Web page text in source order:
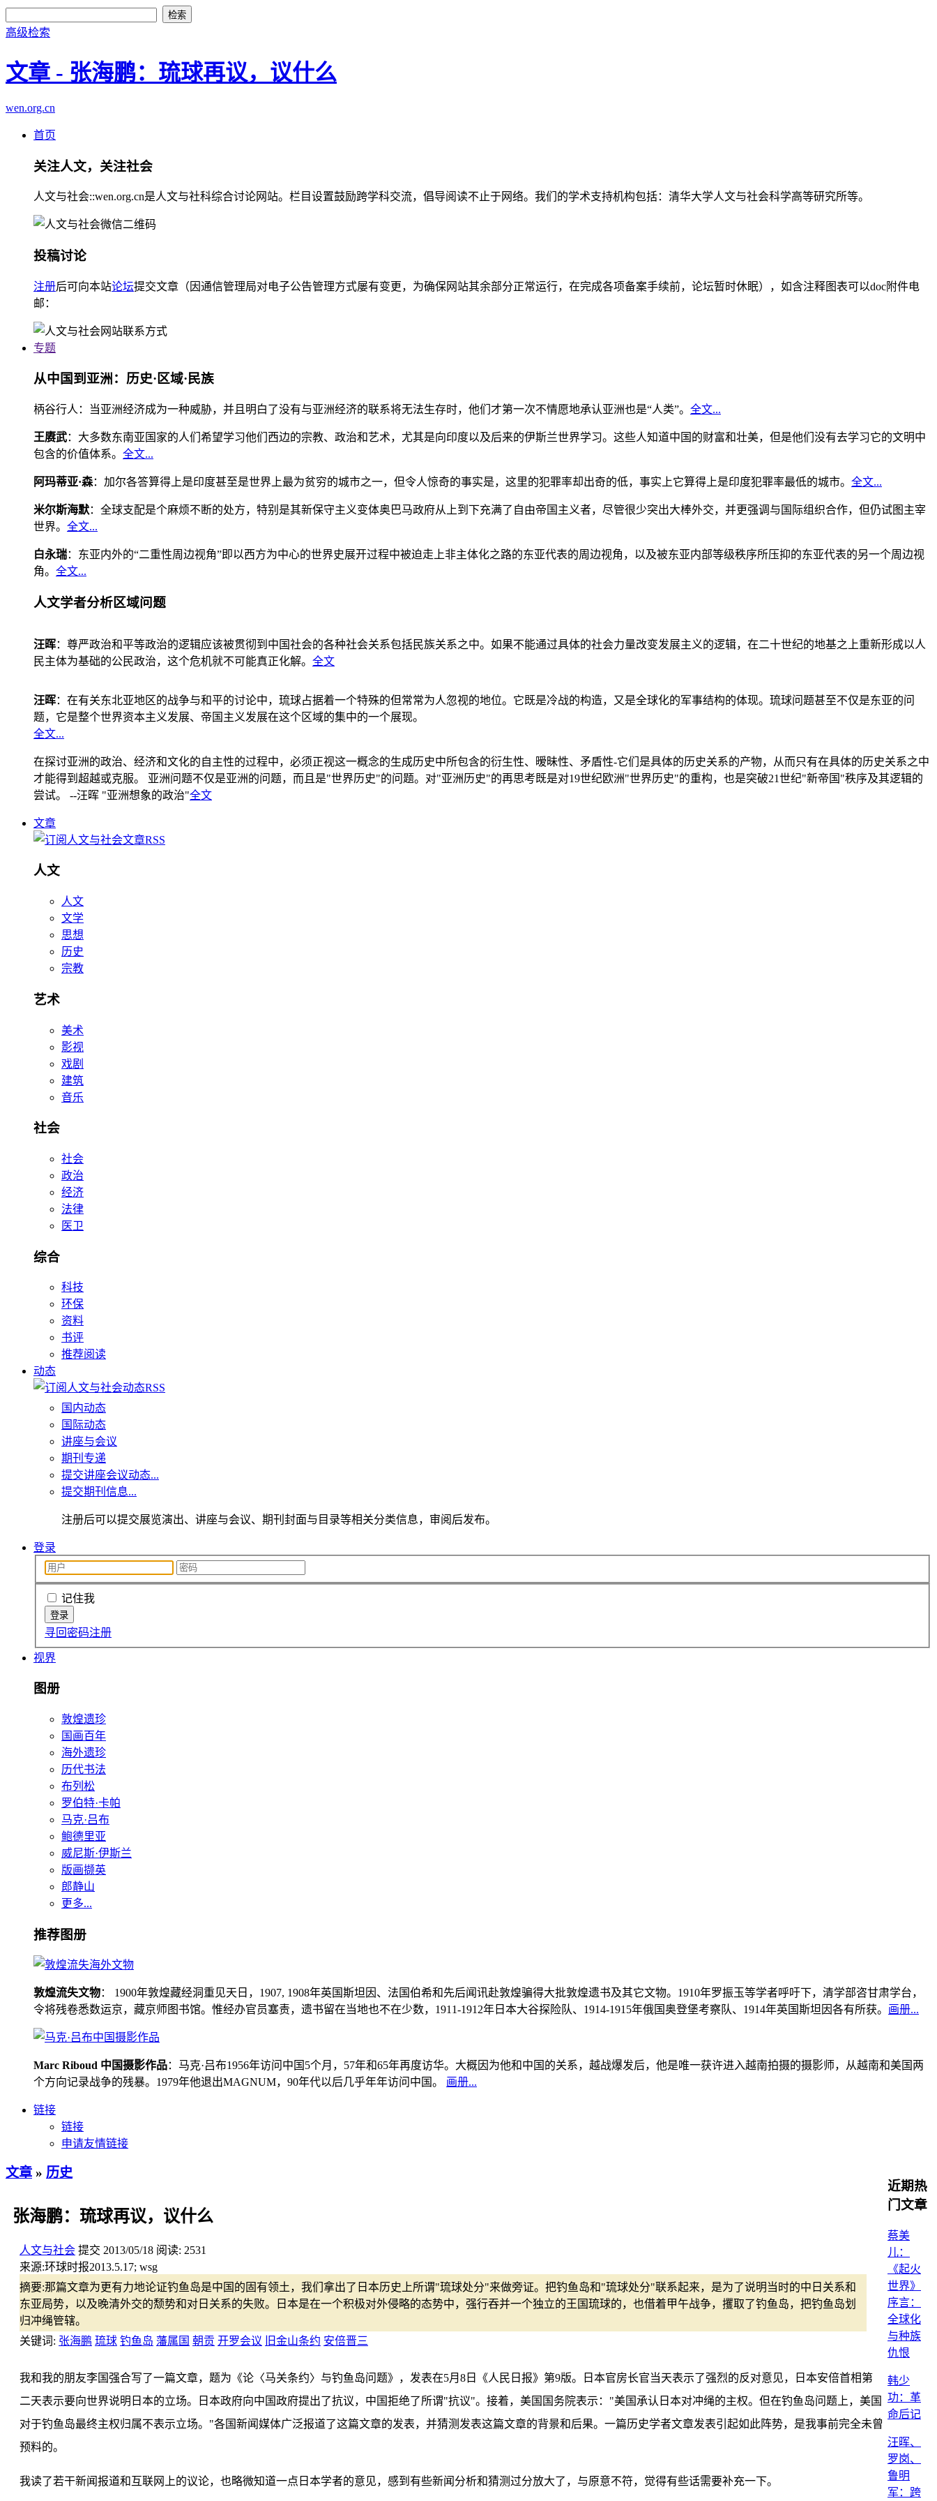
高级检索
文章 - 张海鹏：琉球再议，议什么
wen.org.cn
首页
关注人文，关注社会
人文与社会::wen.org.cn是人文与社科综合讨论网站。栏目设置鼓励跨学科交流，倡导阅读不止于网络。我们的学术支持机构包括：清华大学人文与社会科学高等研究所等。
投稿讨论
注册后可向本站论坛提交文章（因通信管理局对电子公告管理方式屡有变更，为确保网站其余部分正常运行，在完成各项备案手续前，论坛暂时休眠），如含注释图表可以doc附件电
邮：
专题
从中国到亚洲：历史·区域·民族
柄谷行人：当亚洲经济成为一种威胁，并且明白了没有与亚洲经济的联系将无法生存时，他们才第一次不情愿地承认亚洲也是“人类”。 全文...
王赓武：大多数东南亚国家的人们希望学习他们西边的宗教、政治和艺术，尤其是向印度以及后来的伊斯兰世界学习。这些人知道中国的财富和壮美，但是他们没有去学习它的文明中
包含的价值体系。 全文...
阿玛蒂亚·森：加尔各答算得上是印度甚至是世界上最为贫穷的城市之一，但令人惊奇的事实是，这里的犯罪率却出奇的低，事实上它算得上是印度犯罪率最低的城市。 全文...
米尔斯海默：全球支配是个麻烦不断的处方，特别是其新保守主义变体奥巴马政府从上到下充满了自由帝国主义者，尽管很少突出大棒外交，并更强调与国际组织合作，但仍试图主宰
世界。 全文...
白永瑞：东亚内外的“二重性周边视角”即以西方为中心的世界史展开过程中被迫走上非主体化之路的东亚代表的周边视角，以及被东亚内部等级秩序所压抑的东亚代表的另一个周边视
角。 全文...
人文学者分析区域问题
汪晖：尊严政治和平等政治的逻辑应该被贯彻到中国社会的各种社会关系包括民族关系之中。如果不能通过具体的社会力量改变发展主义的逻辑，在二十世纪的地基之上重新形成以人
民主体为基础的公民政治，这个危机就不可能真正化解。 全文
汪晖：在有关东北亚地区的战争与和平的讨论中，琉球占据着一个特殊的但常常为人忽视的地位。它既是冷战的构造，又是全球化的军事结构的体现。琉球问题甚至不仅是东亚的问
题，它是整个世界资本主义发展、帝国主义发展在这个区域的集中的一个展现。
全文...
在探讨亚洲的政治、经济和文化的自主性的过程中，必须正视这一概念的生成历史中所包含的衍生性、暧昧性、矛盾性-它们是具体的历史关系的产物，从而只有在具体的历史关系之中
才能得到超越或克服。 亚洲问题不仅是亚洲的问题，而且是"世界历史"的问题。对"亚洲历史"的再思考既是对19世纪欧洲"世界历史"的重构，也是突破21世纪"新帝国"秩序及其逻辑的
尝试。 --汪晖 "亚洲想象的政治"全文
文章
人文
人文
文学
思想
历史
宗教
艺术
美术
影视
戏剧
建筑
音乐
社会
社会
政治
经济
法律
医卫
综合
科技
环保
资料
书评
推荐阅读
动态
国内动态
国际动态
讲座与会议
期刊专递
提交讲座会议动态...
提交期刊信息...
注册后可以提交展览演出、讲座与会议、期刊封面与目录等相关分类信息，审阅后发布。
登录
记住我
寻回密码注册
视界
图册
敦煌遗珍
国画百年
海外遗珍
历代书法
布列松
罗伯特·卡帕
马克·吕布
鲍德里亚
威尼斯·伊斯兰
版画撷英
郎静山
更多...
推荐图册
敦煌流失文物： 1900年敦煌藏经洞重见天日，1907, 1908年英国斯坦因、法国伯希和先后闻讯赴敦煌骗得大批敦煌遗书及其它文物。1910年罗振玉等学者呼吁下，清学部咨甘肃学台，
令将残卷悉数运京，藏京师图书馆。惟经办官员塞责，遗书留在当地也不在少数，1911-1912年日本大谷探险队、1914-1915年俄国奥登堡考察队、1914年英国斯坦因各有所获。 画册...
Marc Riboud 中国摄影作品：马克·吕布1956年访问中国5个月，57年和65年再度访华。大概因为他和中国的关系，越战爆发后，他是唯一获许进入越南拍摄的摄影师，从越南和美国两
个方向记录战争的残暴。1979年他退出MAGNUM，90年代以后几乎年年访问中国。 画册...
链接
链接
申请友情链接
文章 » 历史
张海鹏：琉球再议，议什么
人文与社会 提交 2013/05/18 阅读: 2531
来源:环球时报2013.5.17; wsg
摘要:那篇文章为更有力地论证钓鱼岛是中国的固有领土，我们拿出了日本历史上所谓"琉球处分"来做旁证。把钓鱼岛和"琉球处分"联系起来，是为了说明当时的中日关系和
东亚局势，以及晚清外交的颓势和对日关系的失败。日本是在一个积极对外侵略的态势中，强行吞并一个独立的王国琉球的，也借着甲午战争，攫取了钓鱼岛，把钓鱼岛划
归冲绳管辖。
关键词: 张海鹏 琉球 钓鱼岛 藩属国 朝贡 开罗会议 旧金山条约 安倍晋三
我和我的朋友李国强合写了一篇文章，题为《论〈马关条约〉与钓鱼岛问题》，发表在5月8日《人民日报》第9版。日本官房长官当天表示了强烈的反对意见，日本安倍首相第
二天表示要向世界说明日本的立场。日本政府向中国政府提出了抗议，中国拒绝了所谓"抗议"。接着，美国国务院表示："美国承认日本对冲绳的主权。但在钓鱼岛问题上，美国
对于钓鱼岛最终主权归属不表示立场。"各国新闻媒体广泛报道了这篇文章的发表，并猜测发表这篇文章的背景和后果。一篇历史学者文章发表引起如此阵势，是我事前完全未曾
预料的。
我读了若干新闻报道和互联网上的议论，也略微知道一点日本学者的意见，感到有些新闻分析和猜测过分放大了，与原意不符，觉得有些话需要补充一下。
近期热
门文章
蔡美
儿：
《起火
世界》
序言：
全球化
与种族
仇恨
韩少
功：革
命后记
汪晖、
罗岗、
鲁明
军：跨